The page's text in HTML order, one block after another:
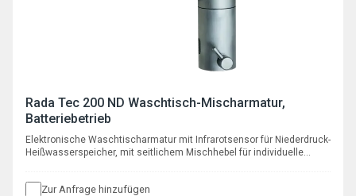
Rada Tec 200 ND Waschtisch-Mischarmatur,
Batteriebetrieb
Elektronische Waschtischarmatur mit Infrarotsensor für Niederdruck-
Heißwasserspeicher, mit seitlichem Mischhebel für individuelle
Zur Anfrage hinzufügen